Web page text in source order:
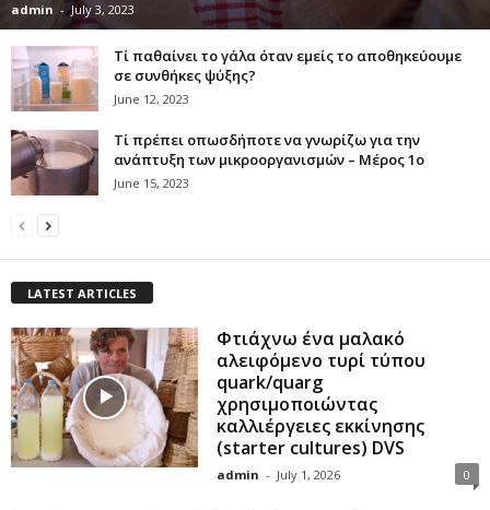
admin - July 3, 2023
Τί παθαίνει το γάλα όταν εμείς το αποθηκεύουμε
σε συνθήκες ψύξης?
June 12, 2023
Τί πρέπει οπωσδήποτε να γνωρίζω για την
ανάπτυξη των μικροοργανισμών – Μέρος 1ο
June 15, 2023
LATEST ARTICLES
Φτιάχνω ένα μαλακό
αλειφόμενο τυρί τύπου
quark/quarg
χρησιμοποιώντας
καλλιέργειες εκκίνησης
(starter cultures) DVS
admin - July 1, 2026 0